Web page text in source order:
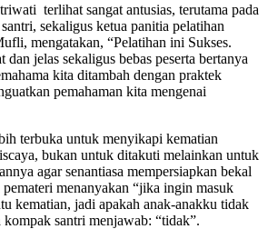
terlihat sangat antusias, terutama pada
sekaligus ketua panitia pelatihan
mengatakan, “Pelatihan ini Sukses.
jelas sekaligus bebas peserta bertanya
kita ditambah dengan praktek
pemahaman kita mengenai
terbuka untuk menyikapi kematian
bukan untuk ditakuti melainkan untuk
agar senantiasa mempersiapkan bekal
menanyakan “jika ingin masuk
kematian, jadi apakah anak-anakku tidak
kompak santri menjawab: “tidak”.